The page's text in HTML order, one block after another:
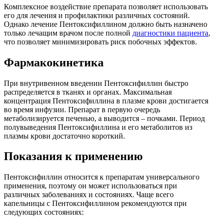
Комплексное воздействие препарата позволяет использовать
его для лечения и профилактики различных состояний.
Однако лечение Пентоксифиллином должно быть назначено
только лечащим врачом после полной диагностики пациента,
что позволяет минимизировать риск побочных эффектов.
Фармакокинетика
При внутривенном введении Пентоксифиллин быстро
распределяется в тканях и органах. Максимальная
концентрация Пентоксифиллина в плазме крови достигается
во время инфузии. Препарат в первую очередь
метаболизируется печенью, а выводится – почками. Период
полувыведения Пентоксифиллина и его метаболитов из
плазмы крови достаточно короткий.
Показания к применению
Пентоксифиллин относится к препаратам универсального
применения, поэтому он может использоваться при
различных заболеваниях и состояниях. Чаще всего
капельницы с Пентоксифиллином рекомендуются при
следующих состояниях: